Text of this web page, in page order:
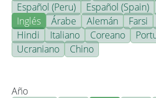
Español (Peru)
Español (Spain)
Inglés
Árabe Alemán Farsi
Hindi
Italiano Coreano
Ucraniano
Chino
Año